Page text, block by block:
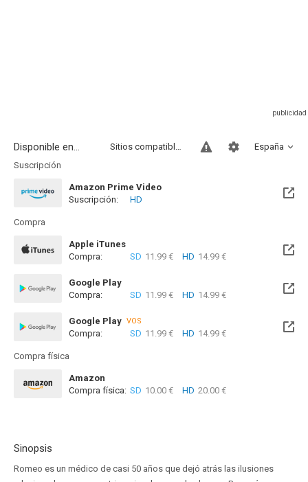
Disponible en... España
Sitios compatibles
Suscripción
Amazon Prime Video
Suscripción:
HD
Compra
Apple iTunes
Compra:
SD 11.99 € HD 14.99 €
Google Play
Compra:
SD 11.99 € HD 14.99 €
Google Play VOS
Compra: SD 11.99 € HD 14.99 €
Compra física
Amazon
Compra física: SD 10.00 € HD 20.00 €
Sinopsis
Romeo es un médico de casi 50 años que dejó atrás las ilusiones